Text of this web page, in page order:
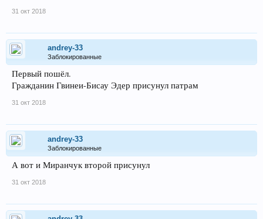
31 окт 2018
andrey-33
Заблокированные
Первый пошёл.
Гражданин Гвинеи-Бисау Эдер присунул патрам
31 окт 2018
andrey-33
Заблокированные
А вот и Миранчук второй присунул
31 окт 2018